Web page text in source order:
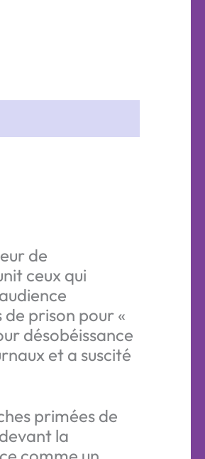
de
ceux qui
prison pour «
désobéissance
et a suscité
primées de
la